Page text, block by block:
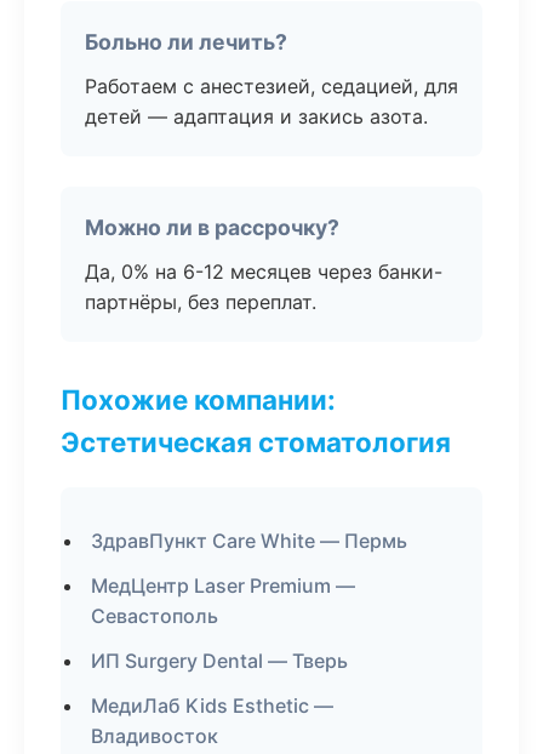
Больно ли лечить?
Работаем с анестезией, седацией, для
детей — адаптация и закись азота.
Можно ли в рассрочку?
Да, 0% на 6-12 месяцев через банки-
партнёры, без переплат.
Похожие компании:
Эстетическая стоматология
ЗдравПункт Care White — Пермь
МедЦентр Laser Premium —
Севастополь
ИП Surgery Dental — Тверь
МедиЛаб Kids Esthetic —
Владивосток